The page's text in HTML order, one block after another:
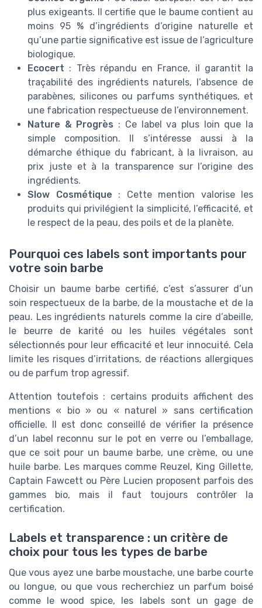
plus exigeants. Il certifie que le baume contient au
moins 95 % d’ingrédients d’origine naturelle et
qu’une partie significative est issue de l’agriculture
biologique.
Ecocert : Très répandu en France, il garantit la
traçabilité des ingrédients naturels, l’absence de
parabènes, silicones ou parfums synthétiques, et
une fabrication respectueuse de l’environnement.
Nature & Progrès : Ce label va plus loin que la
simple composition. Il s’intéresse aussi à la
démarche éthique du fabricant, à la livraison, au
prix juste et à la transparence sur l’origine des
ingrédients.
Slow Cosmétique : Cette mention valorise les
produits qui privilégient la simplicité, l’efficacité, et
le respect de la peau, des poils et de la planète.
Pourquoi ces labels sont importants pour
votre soin barbe
Choisir un baume barbe certifié, c’est s’assurer d’un
soin respectueux de la barbe, de la moustache et de la
peau. Les ingrédients naturels comme la cire d’abeille,
le beurre de karité ou les huiles végétales sont
sélectionnés pour leur efficacité et leur innocuité. Cela
limite les risques d’irritations, de réactions allergiques
ou de parfum trop agressif.
Attention toutefois : certains produits affichent des
mentions « bio » ou « naturel » sans certification
officielle. Il est donc conseillé de vérifier la présence
d’un label reconnu sur le pot en verre ou l’emballage,
que ce soit pour un baume barbe, une crème, ou une
huile barbe. Les marques comme Reuzel, King Gillette,
Captain Fawcett ou Père Lucien proposent parfois des
gammes bio, mais il faut toujours contrôler la
certification.
Labels et transparence : un critère de
choix pour tous les types de barbe
Que vous ayez une barbe moustache, une barbe courte
ou longue, ou que vous recherchiez un parfum boisé
comme le wood spice, les labels sont un gage de